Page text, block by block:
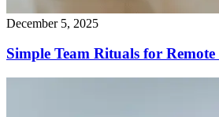
December 5, 2025
Simple Team Rituals for